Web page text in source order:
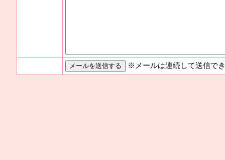
※メールは連続して送信で